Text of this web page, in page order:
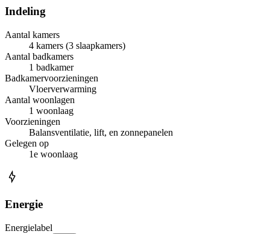
Indeling
Aantal kamers
4 kamers (3 slaapkamers)
Aantal badkamers
1 badkamer
Badkamervoorzieningen
Vloerverwarming
Aantal woonlagen
1 woonlaag
Voorzieningen
Balansventilatie, lift, en zonnepanelen
Gelegen op
1e woonlaag
Energie
Energielabel